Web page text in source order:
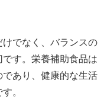
でなく、バランスの
す。栄養補助食品は
あり、健康的な生活
。